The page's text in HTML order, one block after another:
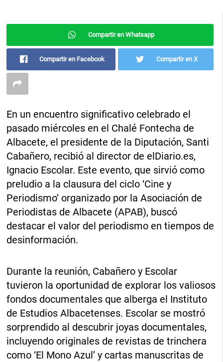
Compartir en Whatsapp
Compartir en Facebook Compartir en X
En un encuentro significativo celebrado el
pasado miércoles en el Chalé Fontecha de
Albacete, el presidente de la Diputación, Santi
Cabañero, recibió al director de elDiario.es,
Ignacio Escolar. Este evento, que sirvió como
preludio a la clausura del ciclo ‘Cine y
Periodismo’ organizado por la Asociación de
Periodistas de Albacete (APAB), buscó
destacar el valor del periodismo en tiempos de
desinformación.
Durante la reunión, Cabañero y Escolar
tuvieron la oportunidad de explorar los valiosos
fondos documentales que alberga el Instituto
de Estudios Albacetenses. Escolar se mostró
sorprendido al descubrir joyas documentales,
incluyendo originales de revistas de trinchera
como ‘El Mono Azul’ y cartas manuscritas de